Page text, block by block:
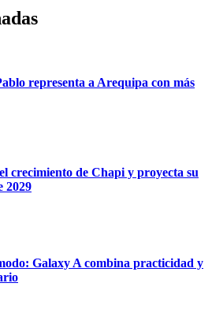
representa a Arequipa con más
crecimiento de Chapi y proyecta su
2029
Galaxy A combina practicidad y